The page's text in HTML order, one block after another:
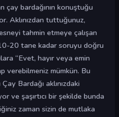
çay bardağının konuştuğu
Aklınızdan tuttuğunuz,
tahmin etmeye çalışan
20 tane kadar soruyu doğru
“Evet, hayır veya emin
verebilmeniz mümkün. Bu
Bardağı aklınızdaki
ve şaşırtıcı bir şekilde bunda
zaman sizin de mutlaka